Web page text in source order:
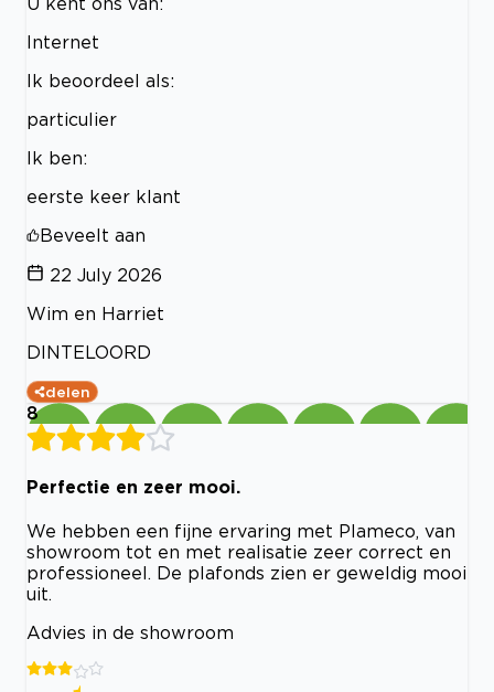
Internet
Ik beoordeel als:
particulier
Ik ben:
eerste keer klant
Beveelt aan
22 July 2026
Wim en Harriet
DINTELOORD
delen
8
Perfectie en zeer mooi.
We hebben een fijne ervaring met Plameco, van
showroom tot en met realisatie zeer correct en
professioneel. De plafonds zien er geweldig mooi
uit.
Advies in de showroom